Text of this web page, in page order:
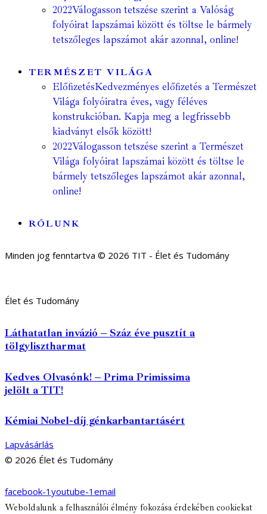
2022Válogasson tetszése szerint a Valóság
folyóirat lapszámai között és töltse le bármely
tetszőleges lapszámot akár azonnal, online!
TERMÉSZET VILÁGA
ElőfizetésKedvezményes előfizetés a Természet
Világa folyóiratra éves, vagy féléves
konstrukcióban. Kapja meg a legfrissebb
kiadványt elsők között!
2022Válogasson tetszése szerint a Természet
Világa folyóirat lapszámai között és töltse le
bármely tetszőleges lapszámot akár azonnal,
online!
RÓLUNK
Minden jog fenntartva © 2026 TIT - Élet és Tudomány
Élet és Tudomány
Láthatatlan invázió – Száz éve pusztít a
tölgylisztharmat
Kedves Olvasónk! – Prima Primissima
jelölt a TIT!
Kémiai Nobel-díj génkarbantartásért
Lapvásárlás
© 2026 Élet és Tudomány
facebook-1 youtube-1 email
Weboldalunk a felhasználói élmény fokozása érdekében cookiekat